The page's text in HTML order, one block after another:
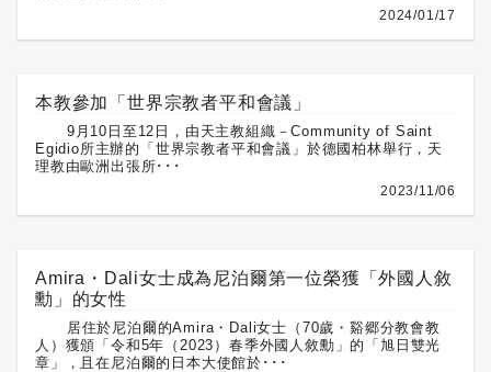
2024/01/17
本教參加「世界宗教者平和會議」
9月10日至12日，由天主教組織－Community of Saint
Egidio所主辦的「世界宗教者平和會議」於德國柏林舉行，天
理教由歐洲出張所･･･
2023/11/06
Amira・Dali女士成為尼泊爾第一位榮獲「外國人敘
勳」的女性
居住於尼泊爾的Amira・Dali女士（70歲・谿郷分教會教
人）獲頒「令和5年（2023）春季外國人敘勳」的「旭日雙光
章」，且在尼泊爾的日本大使館於･･･